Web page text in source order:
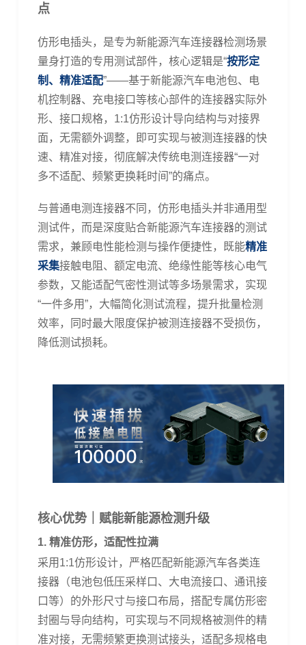
点
仿形电插头 ，是专为新能源汽车连接器检测场景
量身打造的专用测试部件，核心逻辑是“按形定
制、精准适配”——基于新能源汽车电池包、电
机控制器、充电接口等核心部件的连接器实际外
形、接口规格， 1:1仿形设计导向结构与对接界
面，无需额外调整，即可实现与被测连接器的快
速、精准对接，彻底解决传统电测连接器“一对
多不适配、频繁更换耗时间 ”的痛点。
与普通电测连接器不同，仿形电插头并非通用型
测试件，而是深度贴合新能源汽车连接器的测试
需求，兼顾电性能检测与操作便捷性，既能精准
采集接触电阻、额定电流、绝缘性能等核心电气
参数，又能适配气密性测试等多场景需求，实现
“一件多用”，大幅简化测试流程，提升批量检测
效率，同时最大限度保护被测连接器不受损伤，
降低测试损耗。
核心优势｜赋能新能源检测升级
1. 精准仿形，适配性拉满
采用 1:1仿形设计，严格匹配新能源汽车各类连
接器（电池包低压采样口、大电流接口、通讯接
口等）的外形尺寸与接口布局，搭配专属仿形密
封圈与导向结构，可实现与不同规格被测件的精
准对接，无需频繁更换测试接头，适配多规格电